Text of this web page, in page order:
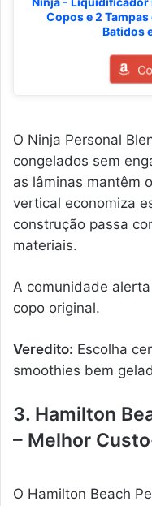
Copos e 2
Batidos
O Ninja Personal
congelados sem
as lâminas mantêm
vertical economiza
construção passa
materiais.
A comunidade
copo original.
Veredito: Escolha
smoothies bem
3. Hamilton
– Melhor
O Hamilton Beach